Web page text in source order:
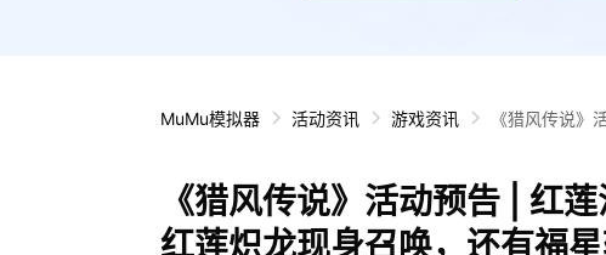
MuMu模拟器 活动资讯 游戏资讯 《猎风传说》
《猎风传说》活动预告 | 红
红莲炽龙现身召唤，还有福